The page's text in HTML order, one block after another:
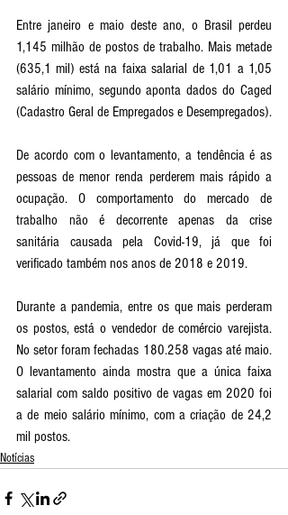
Entre janeiro e maio deste ano, o Brasil perdeu
1,145 milhão de postos de trabalho. Mais metade
(635,1 mil) está na faixa salarial de 1,01 a 1,05
salário mínimo, segundo aponta dados do Caged
De acordo com o levantamento, a tendência é as
pessoas de menor renda perderem mais rápido a
ocupação. O comportamento do mercado de
trabalho não é decorrente apenas da crise
sanitária causada pela Covid-19, já que foi
verificado também nos anos de 2018 e 2019.
Durante a pandemia, entre os que mais perderam
os postos, está o vendedor de comércio varejista.
No setor foram fechadas 180.258 vagas até maio.
O levantamento ainda mostra que a única faixa
salarial com saldo positivo de vagas em 2020 foi
a de meio salário mínimo, com a criação de 24,2
mil postos.
Notícias